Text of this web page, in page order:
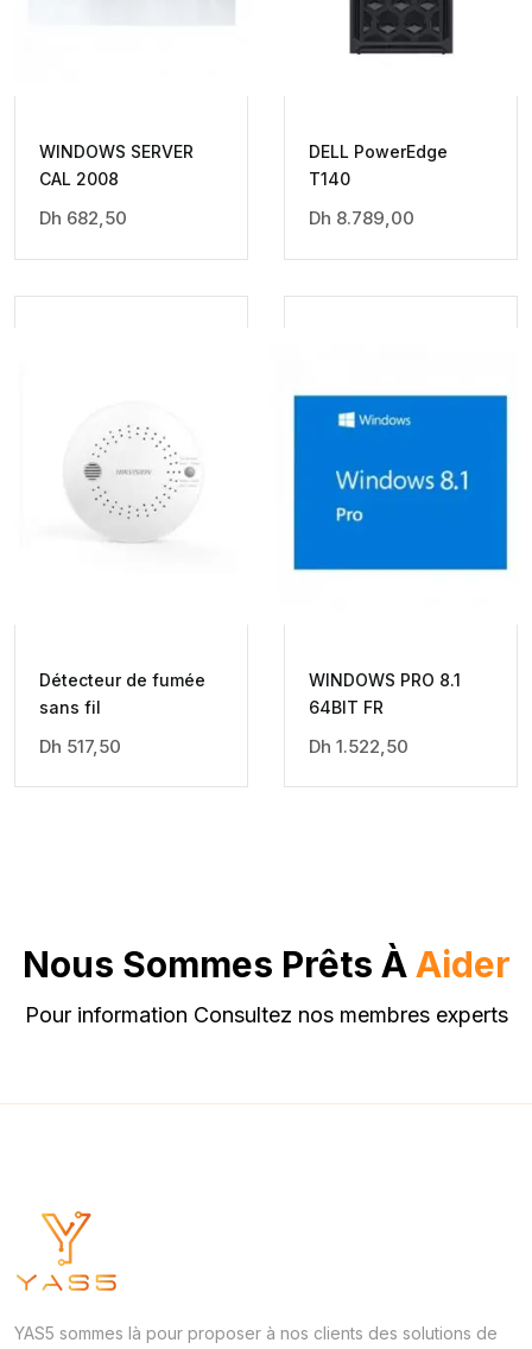
WINDOWS SERVER
CAL 2008
Dh 682,50
DELL PowerEdge
T140
Dh 8.789,00
Détecteur de fumée
sans fil
Dh 517,50
WINDOWS PRO 8.1
64BIT FR
Dh 1.522,50
Nous Sommes Prêts ÀAider
Pour information Consultez nos membres experts
YAS5 sommes là pour proposer à nos clients des solutions de